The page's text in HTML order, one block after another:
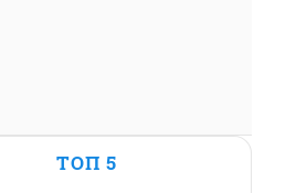
ТОП 5